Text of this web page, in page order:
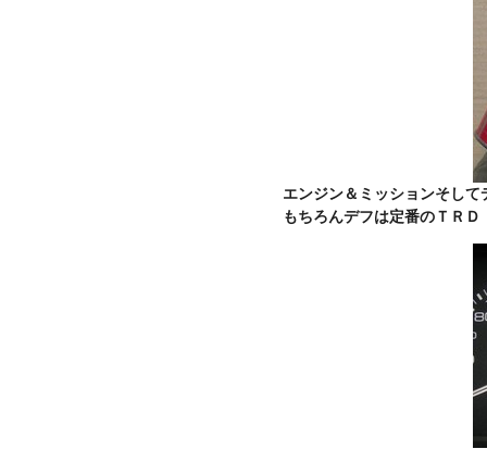
エンジン＆ミッションそし
もちろんデフは定番のＴ